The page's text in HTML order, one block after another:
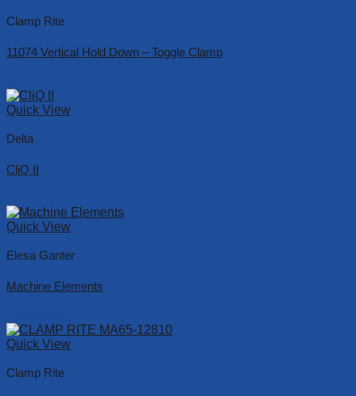
Clamp Rite
11074 Vertical Hold Down – Toggle Clamp
Quick View
Delta
CliQ II
Quick View
Elesa Ganter
Machine Elements
Quick View
Clamp Rite